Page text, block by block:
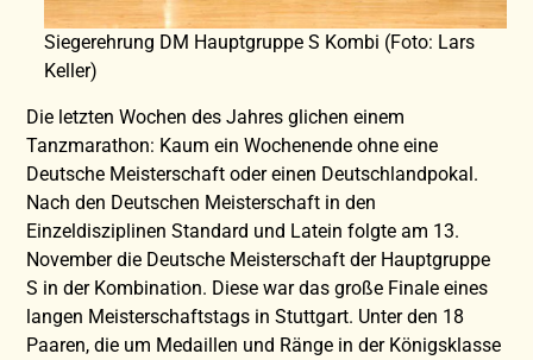
Siegerehrung DM Hauptgruppe S Kombi (Foto: Lars
Keller)
Die letzten Wochen des Jahres glichen einem
Tanzmarathon: Kaum ein Wochenende ohne eine
Deutsche Meisterschaft oder einen Deutschlandpokal.
Nach den Deutschen Meisterschaft in den
Einzeldisziplinen Standard und Latein folgte am 13.
November die Deutsche Meisterschaft der Hauptgruppe
S in der Kombination. Diese war das große Finale eines
langen Meisterschaftstags in Stuttgart. Unter den 18
Paaren, die um Medaillen und Ränge in der Königsklasse